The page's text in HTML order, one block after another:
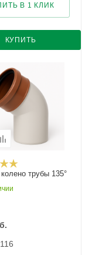
КУПИТЬ
В 1 КЛИК
трубы 135°